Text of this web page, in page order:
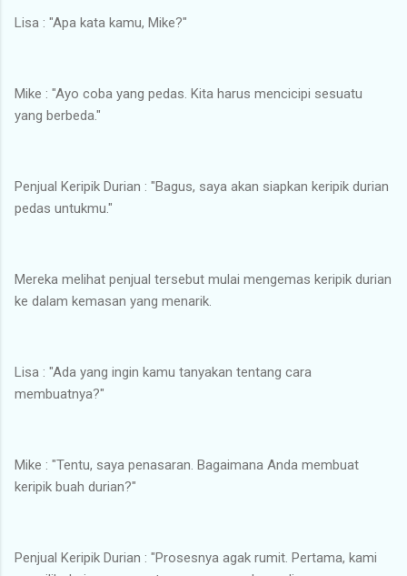
Lisa : "Apa kata kamu, Mike?"
Mike : "Ayo coba yang pedas. Kita harus mencicipi sesuatu
yang berbeda."
Penjual Keripik Durian : "Bagus, saya akan siapkan keripik durian
pedas untukmu."
Mereka melihat penjual tersebut mulai mengemas keripik durian
ke dalam kemasan yang menarik.
Lisa : "Ada yang ingin kamu tanyakan tentang cara
membuatnya?"
Mike : "Tentu, saya penasaran. Bagaimana Anda membuat
keripik buah durian?"
Penjual Keripik Durian : "Prosesnya agak rumit. Pertama, kami